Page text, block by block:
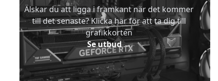
Älskar du att ligga i framkant när det kommer
till det senaste? Klicka här för att ta dig till
grafikkorten
Se utbud→